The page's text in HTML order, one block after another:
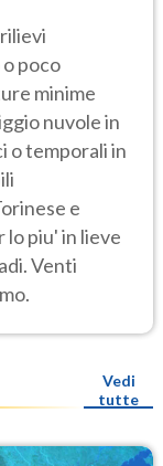
poco
minime
nuvole in
o temporali in
e
lo piu' in lieve
Venti
Vedi
tutte